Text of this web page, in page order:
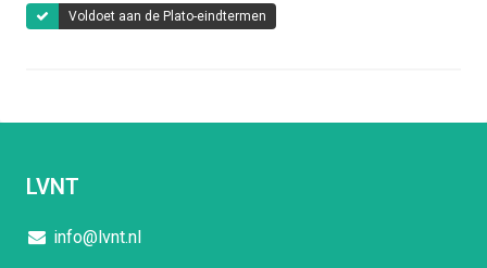
Voldoet aan de Plato-eindtermen
LVNT
info@lvnt.nl